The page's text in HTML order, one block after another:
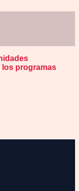
programas